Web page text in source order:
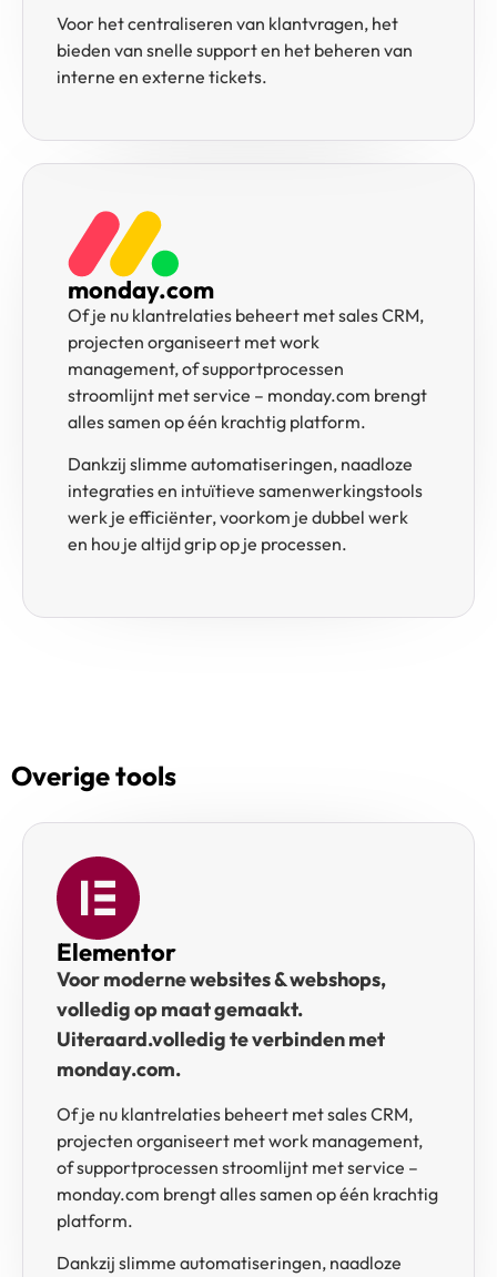
monday.com
Of je nu klantrelaties beheert met sales CRM,
projecten organiseert met work
management, of supportprocessen
stroomlijnt met service – monday.com brengt
alles samen op één krachtig platform.
Dankzij slimme automatiseringen, naadloze
integraties en intuïtieve samenwerkingstools
werk je efficiënter, voorkom je dubbel werk
en hou je altijd grip op je processen.
Voor het centraliseren van klantvragen, het
bieden van snelle support en het beheren van
interne en externe tickets.
Overige tools
Elementor
Voor moderne websites & webshops,
volledig op maat gemaakt.
Uiteraard.volledig te verbinden met
monday.com.
Of je nu klantrelaties beheert met sales CRM,
projecten organiseert met work management,
of supportprocessen stroomlijnt met service –
monday.com brengt alles samen op één krachtig
platform.
Dankzij slimme automatiseringen, naadloze